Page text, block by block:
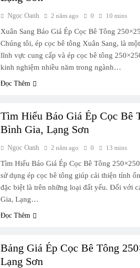
Ngọc Oanh 2 năm ago 0 10 mins
Xuân Sang Báo Giá Ép Cọc Bê Tông
Chúng tôi, ép cọc bê tông Xuân Sang, là
lĩnh vực cung cấp và ép cọc bê tông
kinh nghiệm nhiều năm trong ngành…
Đọc Thêm
Tìm Hiểu Báo Giá Ép Cọc Bê
Bình Gia, Lạng Sơn
Ngọc Oanh 2 năm ago 0 13 mins
Tìm Hiểu Báo Giá Ép Cọc Bê Tông
sử dụng ép cọc bê tông giúp cải thiện tính
đặc biệt là trên những loại đất yếu. Đối với
Gia, Lạng…
Đọc Thêm
Bảng Giá Ép Cọc Bê Tông
Lạng Sơn